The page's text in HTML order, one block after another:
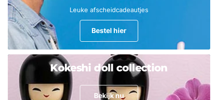
Leuke afscheidcadeautjes
Bestel hier
Kokeshi doll collection
Bekijk nu